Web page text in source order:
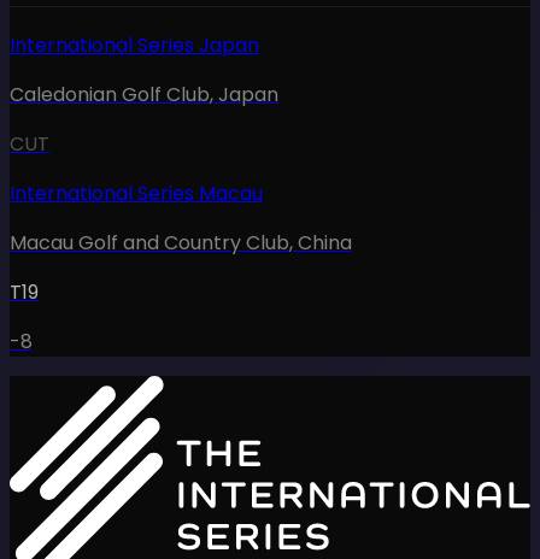
International Series Japan
Caledonian Golf Club,Japan
CUT
International Series Macau
Macau Golf and Country Club,China
T19
-8